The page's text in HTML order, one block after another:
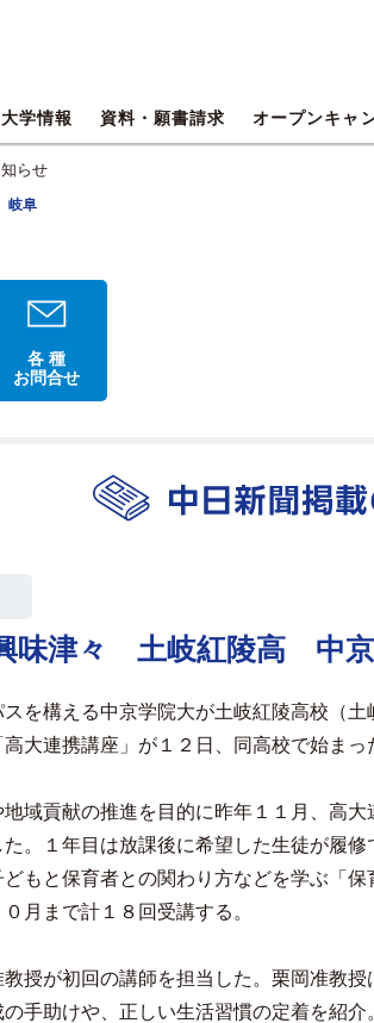
大学情報 資料・願書請求 オープンキャ
らせ
岐阜
各 種
お問合せ
味津々 土岐紅陵高 中京
を構える中京学院大が土岐紅陵高校（土
大連携講座」が１２日、同高校で始まっ
域貢献の推進を目的に昨年１１月、高大
。１年目は放課後に希望した生徒が履修
もと保育者との関わり方などを学ぶ「保
月まで計１８回受講する。
授が初回の講師を担当した。栗岡准教授
手助けや、正しい生活習慣の定着を紹